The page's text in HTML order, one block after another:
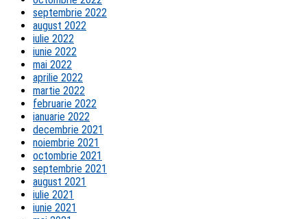
septembrie 2022
august 2022
iulie 2022
iunie 2022
mai 2022
aprilie 2022
martie 2022
februarie 2022
ianuarie 2022
decembrie 2021
noiembrie 2021
octombrie 2021
septembrie 2021
august 2021
iulie 2021
iunie 2021